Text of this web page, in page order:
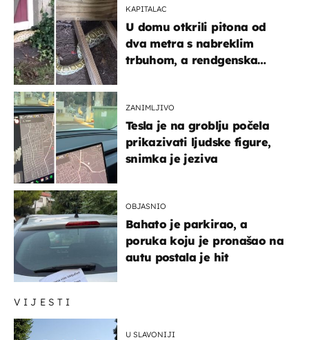
VIJESTI
U SLAVONIJI
KAPITALAC
U domu otkrili pitona od
dva metra s nabreklim
trbuhom, a rendgenska
ZANIMLJIVO
Tesla je na groblju počela
prikazivati ljudske figure,
snimka je jeziva
OBJASNIO
Bahato je parkirao, a
poruka koju je pronašao na
autu postala je hit